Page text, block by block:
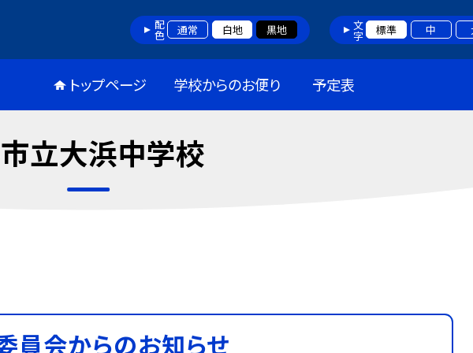
配色 通常 白地 黒地 文字 標準 中
トップページ 学校からのお便り 予定表
立大浜中学校
員会からのお知らせ